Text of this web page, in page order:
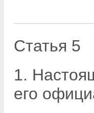
Статья 5
1.
его